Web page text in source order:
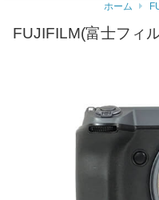
ホーム
FUJIFILM(富士フィ